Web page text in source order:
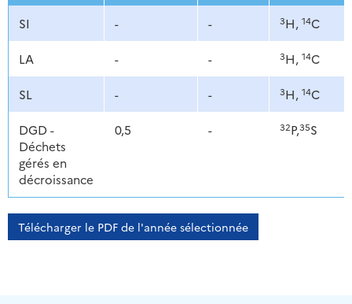
SI - - 3H, 14C
LA - - 3H, 14C
SL - - 3H, 14C
DGD -
Déchets
gérés en
décroissance
0,5 - 32P,35S
Télécharger le PDF de l'année sélectionnée